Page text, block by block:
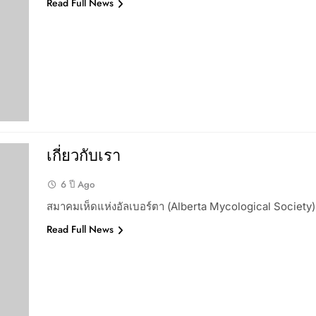
Read Full News
เกี่ยวกับเรา
6 ปี Ago
สมาคมเห็ดแห่งอัลเบอร์ตา (Alberta Mycological
Read Full News